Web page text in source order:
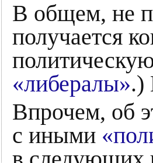
В общем, не
получается
«либералы».)
Впрочем, об
с иными